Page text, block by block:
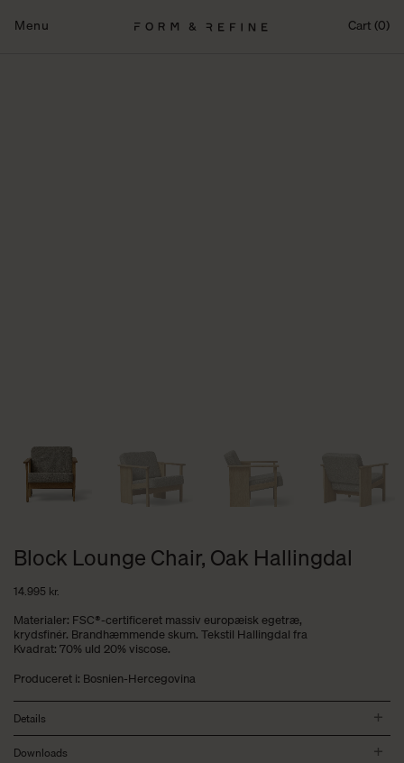
Menu Cart (0)
Block Lounge Chair, Oak Hallingdal
14.995 kr.
Materialer: FSC®-certificeret massiv europæisk egetræ,
krydsfinér. Brandhæmmende skum. Tekstil Hallingdal fra
Kvadrat: 70% uld 20% viscose.
Produceret i: Bosnien-Hercegovina
Details
Downloads